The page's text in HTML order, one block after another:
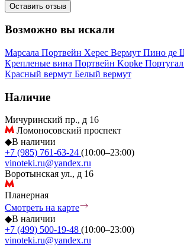
Оставить отзыв
Возможно вы искали
Марсала Портвейн Херес Вермут Пино де
Крепленые вина Портвейн Kopke
Красный вермут Белый вермут
Наличие
Мичуринский пр., д 16
Ломоносовский проспект
◆В наличии
+7 (985) 761-63-24 (10:00–23:00)
vinoteki.ru@yandex.ru
Воротынская ул., д 16
Планерная
Смотреть на карте
◆В наличии
+7 (499) 500-19-48 (10:00–23:00)
vinoteki.ru@yandex.ru